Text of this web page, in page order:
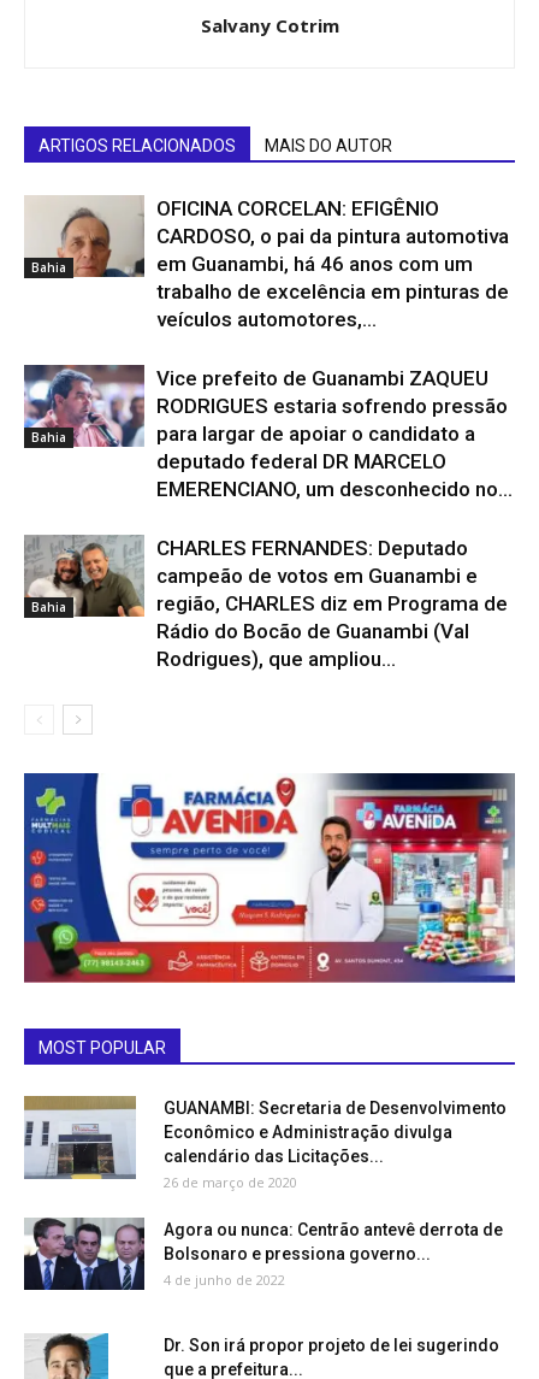
Salvany Cotrim
ARTIGOS RELACIONADOS MAIS DO AUTOR
Bahia
OFICINA CORCELAN: EFIGÊNIO
CARDOSO, o pai da pintura automotiva
em Guanambi, há 46 anos com um
trabalho de excelência em pinturas de
veículos automotores,...
Bahia
Vice prefeito de Guanambi ZAQUEU
RODRIGUES estaria sofrendo pressão
para largar de apoiar o candidato a
deputado federal DR MARCELO
EMERENCIANO, um desconhecido no...
Bahia
CHARLES FERNANDES: Deputado
campeão de votos em Guanambi e
região, CHARLES diz em Programa de
Rádio do Bocão de Guanambi (Val
Rodrigues), que ampliou...
MOST POPULAR
GUANAMBI: Secretaria de Desenvolvimento
Econômico e Administração divulga
calendário das Licitações...
26 de março de 2020
Agora ou nunca: Centrão antevê derrota de
Bolsonaro e pressiona governo...
4 de junho de 2022
Dr. Son irá propor projeto de lei sugerindo
que a prefeitura...